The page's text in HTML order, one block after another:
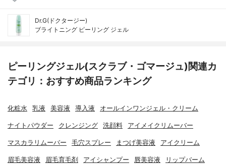
Dr.G(ドクタージー)
ブライトニング ピーリング ジェル
ピーリングジェル(スクラブ・ゴマージュ)関連カ
テゴリ：おすすめ商品ランキング
化粧水 乳液 美容液 導入液 オールインワンジェル・クリーム
ナイトパウダー クレンジング 洗顔料 アイメイクリムーバー
マスカラリムーバー 毛穴スプレー まつげ美容液 アイクリーム
眉毛美容液 眉毛育毛剤 アイシャンプー 唇美容液 リップバーム